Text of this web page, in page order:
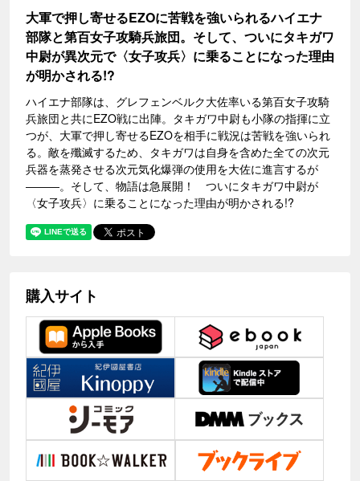
大軍で押し寄せるEZOに苦戦を強いられるハイエナ
部隊と第百女子攻騎兵旅団。そして、ついにタキガワ
中尉が異次元で〈女子攻兵〉に乗ることになった理由
が明かされる!?
ハイエナ部隊は、グレフェンベルク大佐率いる第百女子攻騎
兵旅団と共にEZO戦に出陣。タキガワ中尉も小隊の指揮に立
つが、大軍で押し寄せるEZOを相手に戦況は苦戦を強いられ
る。敵を殲滅するため、タキガワは自身を含めた全ての次元
兵器を蒸発させる次元気化爆弾の使用を大佐に進言するが
―――。そして、物語は急展開！ ついにタキガワ中尉が
〈女子攻兵〉に乗ることになった理由が明かされる!?
購入サイト